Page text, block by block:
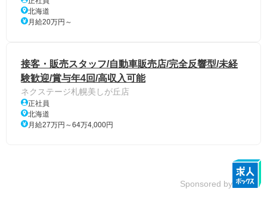
北海道
月給20万円～
接客・販売スタッフ/自動車販売店/完全反響型/未経
験歓迎/賞与年4回/高収入可能
ネクステージ札幌美しが丘店
正社員
北海道
月給27万円～64万4,000円
Sponsored by